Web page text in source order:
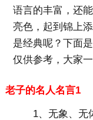
语言的丰富，还
亮色，起到锦上
是经典呢？下面
仅供参考，大家
老子的名人名言1
1、无象、无体